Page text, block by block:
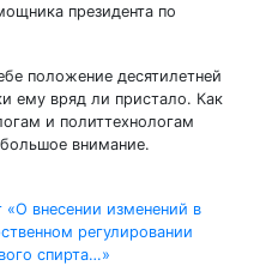
президента по
положение десятилетней
ему вряд ли пристало. Как
и политтехнологам
внимание.
«О внесении изменений в
регулировании
спирта…»